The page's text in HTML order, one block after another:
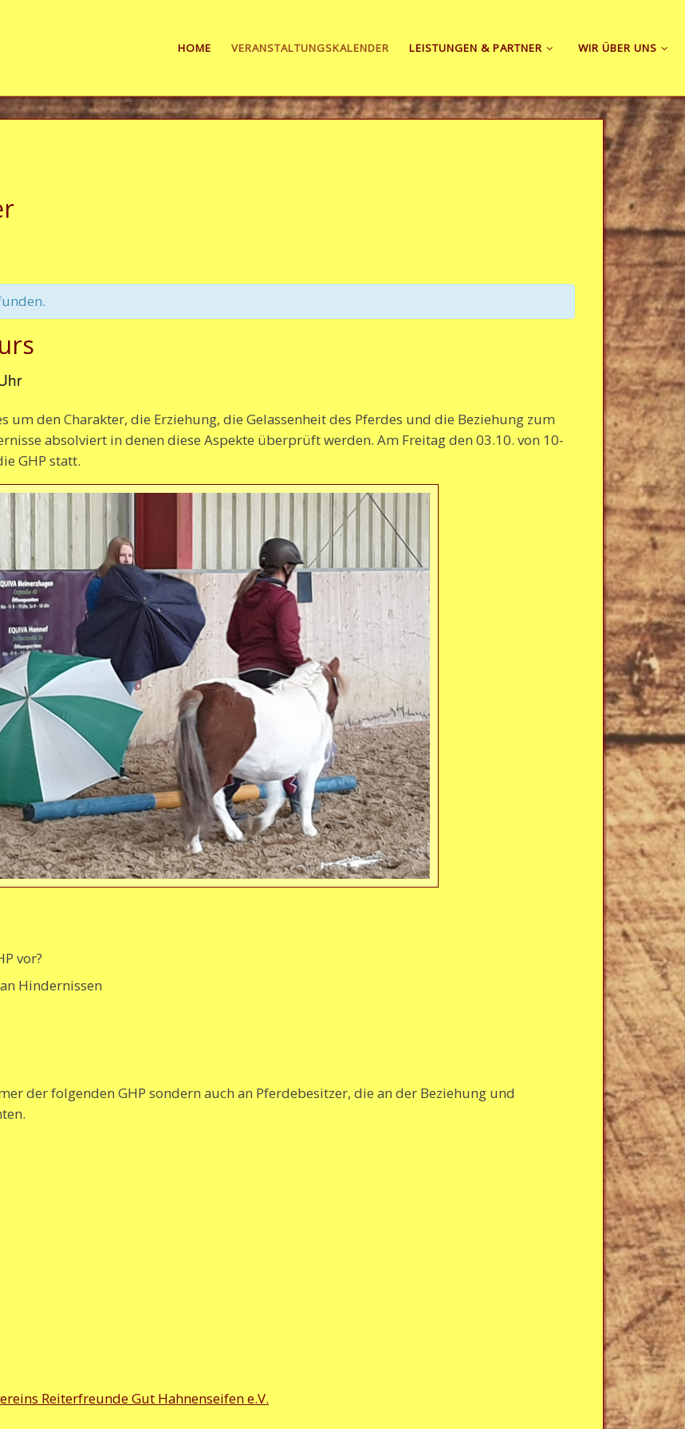
HOME VERANSTALTUNGSKALENDER LEISTUNGEN & PARTNER WIR ÜBER UNS
um den Charakter, die Erziehung, die Gelassenheit des Pferdes und die Beziehung zum
absolviert in denen diese Aspekte überprüft werden. Am Freitag den 03.10. von 10-
GHP statt.
vor?
Hindernissen
der folgenden GHP sondern auch an Pferdebesitzer, die an der Beziehung und
Reiterfreunde Gut Hahnenseifen e.V.